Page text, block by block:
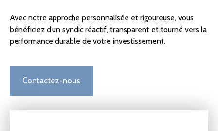
Avec notre approche personnalisée et rigoureuse, vous
bénéficiez d’un syndic réactif, transparent et tourné vers la
performance durable de votre investissement.
Contactez-nous